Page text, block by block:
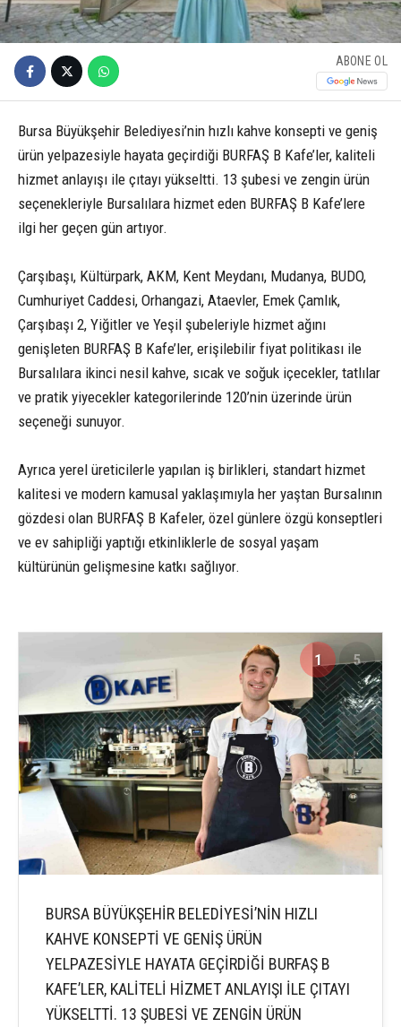
ABONE OL
Bursa Büyükşehir Belediyesi’nin hızlı kahve konsepti ve geniş
ürün yelpazesiyle hayata geçirdiği BURFAŞ B Kafe’ler, kaliteli
hizmet anlayışı ile çıtayı yükseltti. 13 şubesi ve zengin ürün
seçenekleriyle Bursalılara hizmet eden BURFAŞ B Kafe’lere
ilgi her geçen gün artıyor.
Çarşıbaşı, Kültürpark, AKM, Kent Meydanı, Mudanya, BUDO,
Cumhuriyet Caddesi, Orhangazi, Ataevler, Emek Çamlık,
Çarşıbaşı 2, Yiğitler ve Yeşil şubeleriyle hizmet ağını
genişleten BURFAŞ B Kafe’ler, erişilebilir fiyat politikası ile
Bursalılara ikinci nesil kahve, sıcak ve soğuk içecekler, tatlılar
ve pratik yiyecekler kategorilerinde 120’nin üzerinde ürün
seçeneği sunuyor.
Ayrıca yerel üreticilerle yapılan iş birlikleri, standart hizmet
kalitesi ve modern kamusal yaklaşımıyla her yaştan Bursalının
gözdesi olan BURFAŞ B Kafeler, özel günlere özgü konseptleri
ve ev sahipliği yaptığı etkinliklerle de sosyal yaşam
kültürünün gelişmesine katkı sağlıyor.
1 5
BURSA BÜYÜKŞEHİR BELEDİYESİ’NİN HIZLI
KAHVE KONSEPTİ VE GENİŞ ÜRÜN
YELPAZESİYLE HAYATA GEÇİRDİĞİ BURFAŞ B
KAFE’LER, KALİTELİ HİZMET ANLAYIŞI İLE ÇITAYI
YÜKSELTTİ. 13 ŞUBESİ VE ZENGİN ÜRÜN